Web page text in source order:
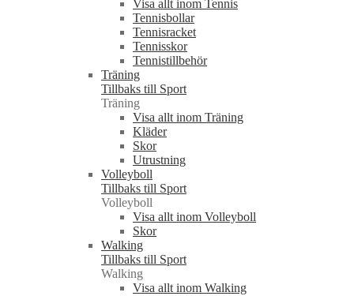
Visa allt inom Tennis
Tennisbollar
Tennisracket
Tennisskor
Tennistillbehör
Träning
Tillbaks till Sport
Träning
Visa allt inom Träning
Kläder
Skor
Utrustning
Volleyboll
Tillbaks till Sport
Volleyboll
Visa allt inom Volleyboll
Skor
Walking
Tillbaks till Sport
Walking
Visa allt inom Walking